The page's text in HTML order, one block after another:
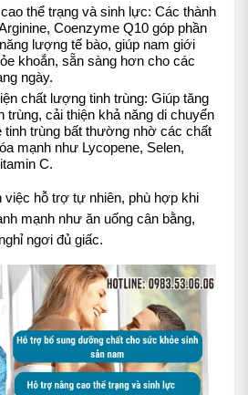
thể trạng và sinh lực: Các thành
Coenzyme Q10 góp phần
lượng tế bào, giúp nam giới
khoắn, sẵn sàng hơn cho các
ngày.
chất lượng tinh trùng: Giúp tăng
trùng, cải thiện khả năng di chuyển
tinh trùng bất thường nhờ các chất
mạnh như Lycopene, Selen,
C.
việc hỗ trợ tự nhiên, phù hợp khi
mạnh như ăn uống cân bằng,
ngơi đủ giấc.